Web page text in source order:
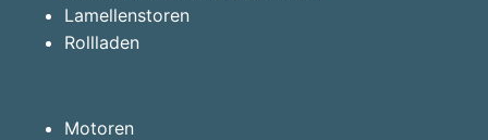
Lamellenstoren
Rollladen
Motoren